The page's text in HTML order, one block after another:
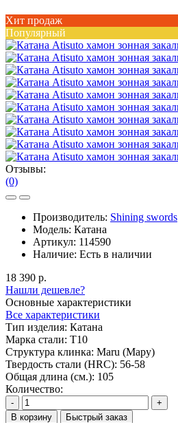
Хит продаж
Популярный
Отзывы:
(0)
Производитель: Shining swords
Модель: Катана
Артикул: 114590
Наличие: Есть в наличии
18 390 р.
Нашли дешевле?
Основные характеристики
Все характеристики
Тип изделия: Катана
Марка стали: T10
Структура клинка: Maru (Мару)
Твердость стали (HRC): 56-58
Общая длина (см.): 105
Количество:
-
+
В корзину
Быстрый заказ